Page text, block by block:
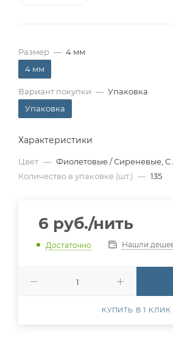
Размер — 4 мм
4 мм
Вариант покупки — Упаковка
Упаковка
Характеристики
Цвет — Фиолетовые / Сиреневые, С
Количество в упаковке (шт.) — 135
6 руб./нить
Достаточно Нашли
КУПИТЬ В 1 КЛИК